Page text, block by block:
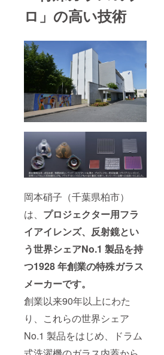
ロ」の高い技術
岡本硝子（千葉県柏市）
は、 プロジェクター用フラ
イアイレンズ、反射鏡とい
う世界シェアNo.1 製品を持
つ1928 年創業の特殊ガラス
メーカーです。
創業以来90年以上にわた
り、これらの世界シェア
No.1 製品をはじめ、ドラム